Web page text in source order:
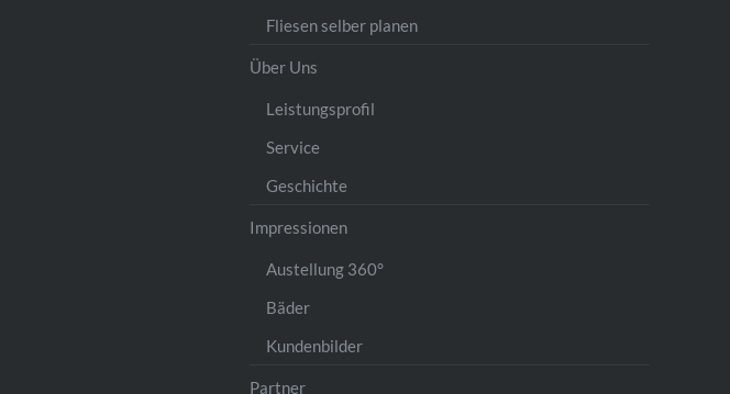
Fliesen selber planen
Über Uns
Leistungsprofil
Service
Geschichte
Impressionen
Austellung 360°
Bäder
Kundenbilder
Partner